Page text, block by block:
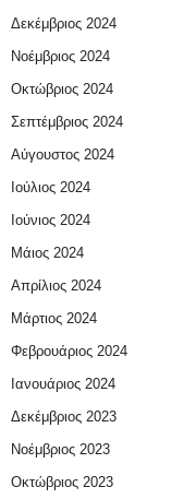
Δεκέμβριος 2024
Νοέμβριος 2024
Οκτώβριος 2024
Σεπτέμβριος 2024
Αύγουστος 2024
Ιούλιος 2024
Ιούνιος 2024
Μάιος 2024
Απρίλιος 2024
Μάρτιος 2024
Φεβρουάριος 2024
Ιανουάριος 2024
Δεκέμβριος 2023
Νοέμβριος 2023
Οκτώβριος 2023